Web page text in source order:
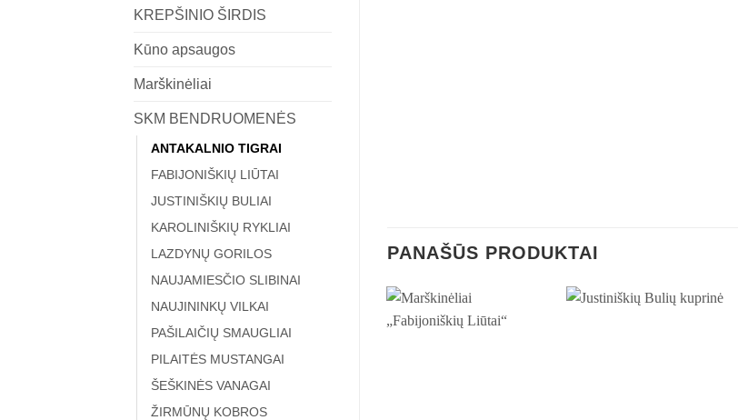
KREPŠINIO ŠIRDIS
Kūno apsaugos
Marškinėliai
SKM BENDRUOMENĖS
ANTAKALNIO TIGRAI
FABIJONIŠKIŲ LIŪTAI
JUSTINIŠKIŲ BULIAI
KAROLINIŠKIŲ RYKLIAI
LAZDYNŲ GORILOS
NAUJAMIESČIO SLIBINAI
NAUJININKŲ VILKAI
PAŠILAIČIŲ SMAUGLIAI
PILAITĖS MUSTANGAI
ŠEŠKINĖS VANAGAI
ŽIRMŪNŲ KOBROS
PANAŠŪS PRODUKTAI